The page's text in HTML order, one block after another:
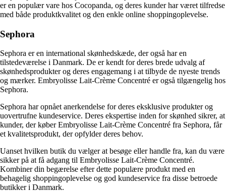
er en populær vare hos Cocopanda, og deres kunder har været tilfredse
med både produktkvalitet og den enkle online shoppingoplevelse.
Sephora
Sephora er en international skønhedskæde, der også har en
tilstedeværelse i Danmark. De er kendt for deres brede udvalg af
skønhedsprodukter og deres engagemang i at tilbyde de nyeste trends
og mærker. Embryolisse Lait-Crème Concentré er også tilgængelig hos
Sephora.
Sephora har opnået anerkendelse for deres eksklusive produkter og
uovertrufne kundeservice. Deres ekspertise inden for skønhed sikrer, at
kunder, der køber Embryolisse Lait-Crème Concentré fra Sephora, får
et kvalitetsprodukt, der opfylder deres behov.
Uanset hvilken butik du vælger at besøge eller handle fra, kan du være
sikker på at få adgang til Embryolisse Lait-Crème Concentré.
Kombiner din begærelse efter dette populære produkt med en
behagelig shoppingoplevelse og god kundeservice fra disse betroede
butikker i Danmark.